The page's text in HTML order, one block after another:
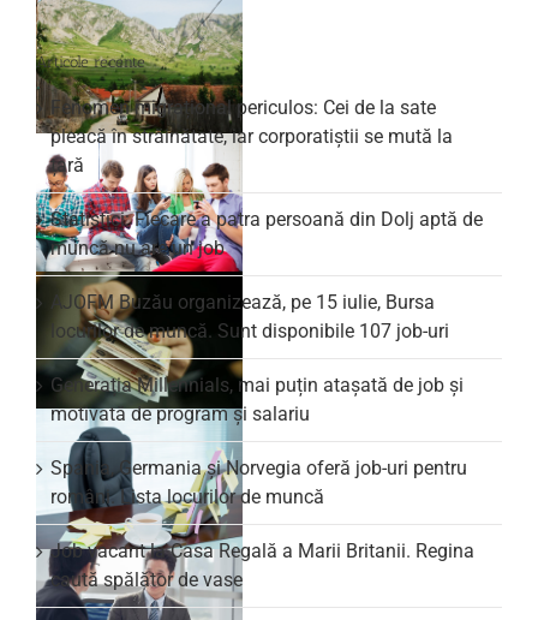
Articole recente
Fenomen migrațional periculos: Cei de la sate
pleacă în străinătate, iar corporatiștii se mută la
țară
Statistici: Fiecare a patra persoană din Dolj aptă de
muncă nu are un job
AJOFM Buzău organizează, pe 15 iulie, Bursa
locurilor de muncă. Sunt disponibile 107 job-uri
Generația Millennials, mai puțin atașată de job și
motivată de program și salariu
Spania, Germania și Norvegia oferă job-uri pentru
români. Lista locurilor de muncă
Job vacant la Casa Regală a Marii Britanii. Regina
caută spălător de vase